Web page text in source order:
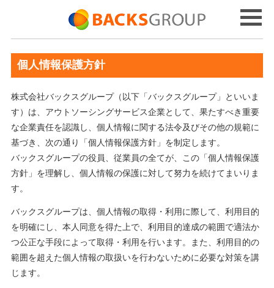
個人情報保護方針
株式会社バックスグループ（以下「バックスグループ」といいま
す）は、アウトソーシングサービス企業として、果たすべき重要
な企業責任を認識し、個人情報に関する法令及びその他の規範に
基づき、次の通り「個人情報保護方針」を制定します。
バックスグループの役員、従業員の全てが、この「個人情報保護
方針」を理解し、個人情報の保護に対して努力を続けてまいりま
す。
バックスグループは、個人情報の取得・利用に際して、利用目的
を明確にし、本人同意を得た上で、利用目的達成の範囲で適法か
つ公正な手段によって取得・利用を行います。また、利用目的の
範囲を超えた個人情報の取扱いを行わないために必要な対策を講
じます。